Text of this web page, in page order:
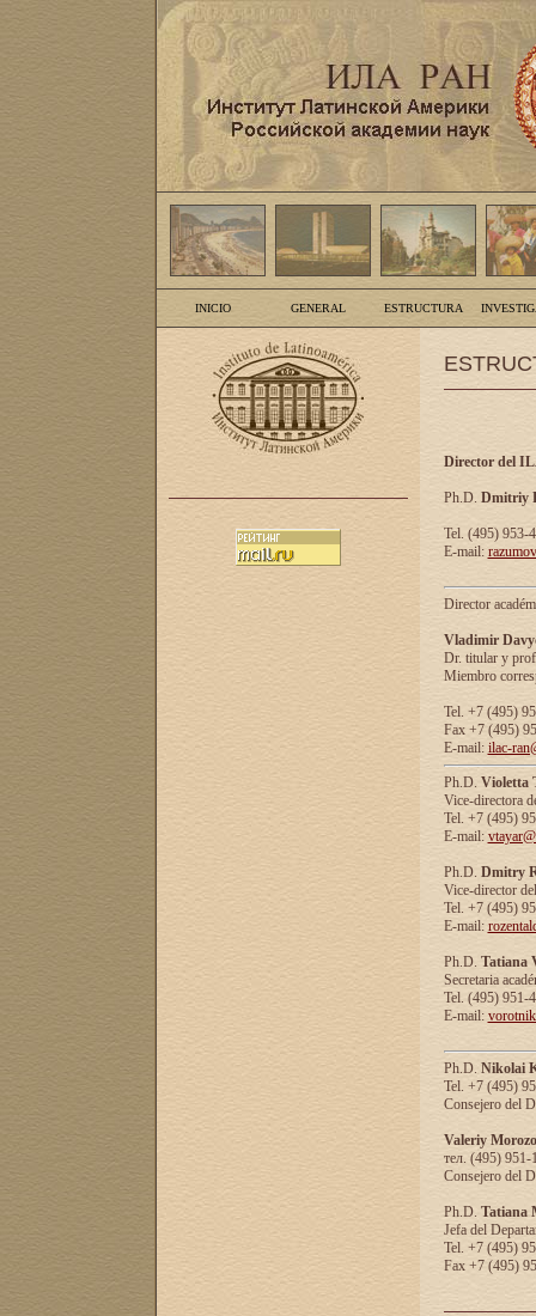
INICIO GENERAL ESTRUCTURA
Director del
Ph.D. Dmitriy
Tel. (495) 953-
E-mail:
Director
Vladimir
Dr. titular y
Miembro
Tel. +7 (495)
Fax +7 (495)
E-mail: ilac-
Ph.D. Violetta
Vice-directora
Tel. +7 (495)
E-mail:
Ph.D. Dmitry
Vice-director
Tel. +7 (495)
E-mail:
Ph.D. Tatiana
Secretaria
Tel. (495) 951-
E-mail:
Ph.D. Nikolai
Tel. +7 (495)
Consejero del
Valeriy
тел. (495) 951-
Consejero del
Ph.D. Tatiana
Jefa del
Tel. +7 (495)
Fax +7 (495)